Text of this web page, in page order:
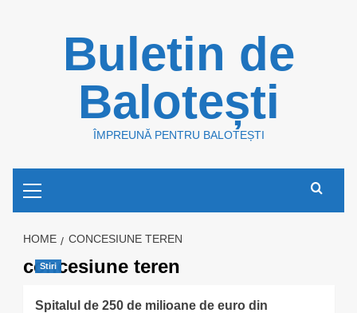
Buletin de
Balotești
ÎMPREUNĂ PENTRU BALOTEȘTI
Menu
HOME CONCESIUNE TEREN
concesiune teren
Stiri
Spitalul de 250 de milioane de euro din